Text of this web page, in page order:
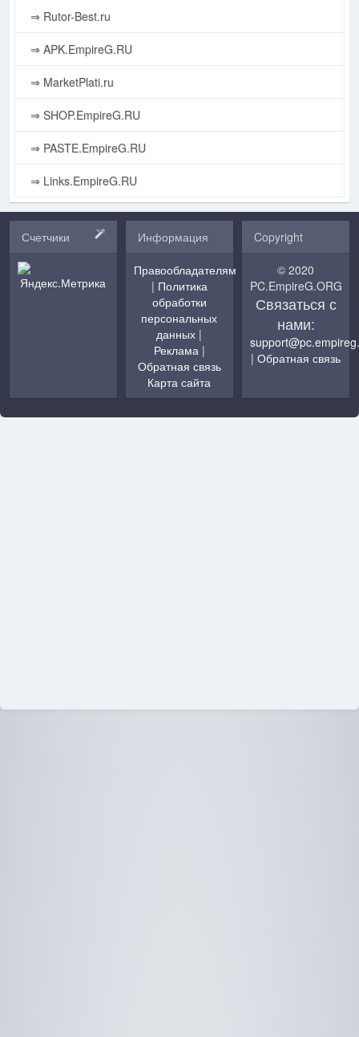
⇒ Rutor-Best.ru
⇒ APK.EmpireG.RU
⇒ MarketPlati.ru
⇒ SHOP.EmpireG.RU
⇒ PASTE.EmpireG.RU
⇒ Links.EmpireG.RU
Счетчики Информация
Правообладателям
| Политика
обработки
персональных
данных |
Реклама|
Обратная связь
Карта сайта
Copyright
© 2020
PC.EmpireG.ORG
Связаться с
нами:
|Обратная связь